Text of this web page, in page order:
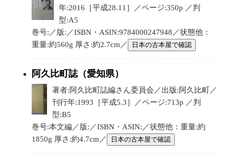
年:2016［平成28.11］／ページ:350p ／判
型:A5
巻号:／版:／ISBN・ASIN:9784000247948／状態他：
重量:約560g 厚さ:約2.7cm／
日本の古本屋で確認
阿久比町誌（愛知県）
著者:阿久比町誌編さん委員会／出版:阿久比町／
刊行年:1993［平成5.3］／ページ:713p ／判
型:B5
巻号:本文編／版:／ISBN・ASIN:／状態他：重量:約
1850g 厚さ:約4.7cm／
日本の古本屋で確認